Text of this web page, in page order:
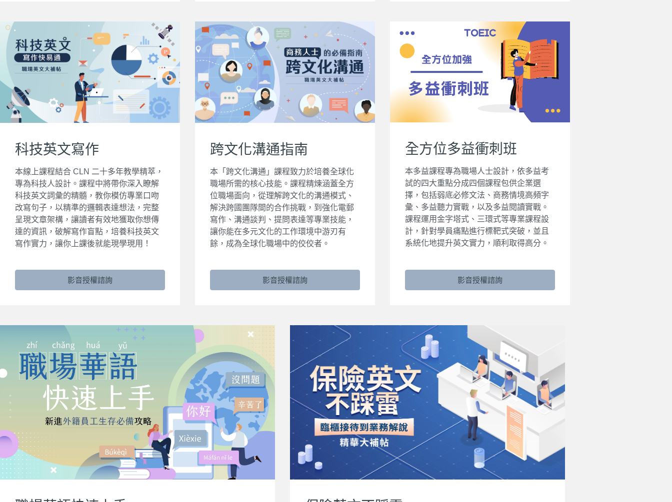
科技英文寫作
本線上課程結合 CLN 二十多年教學精萃，
專為科技人設計。課程中將帶你深入瞭解
科技英文詞彙的精髓，教你模仿專業口吻
改寫句子，以精準的邏輯表達想法，完整
呈現文章架構，讓讀者有效地獲取你想傳
達的資訊，破解寫作盲點，培養科技英文
寫作實力，讓你上課後就能現學現用！
影音授權諮詢
跨文化溝通指南
本「跨文化溝通」課程致力於培養全球化
職場所需的核心技能。課程精煉涵蓋全方
位職場面向，從理解跨文化的溝通模式、
解決跨國團隊間的合作挑戰，到強化電郵
寫作、溝通談判、提問表達等專業技能，
讓你能在多元文化的工作環境中游刃有
餘，成為全球化職場中的佼佼者。
影音授權諮詢
全方位多益衝刺班
本多益課程專為職場人士設計，依多益考
試的四大重點分成四個課程包供企業選
擇，包括弱底必修文法、商務情境高頻字
彙、多益聽力實戰，以及多益閱讀實戰。
課程運用金字塔式、三環式等專業課程設
計，針對學員痛點進行標靶式突破，並且
系統化地提升英文實力，順利取得高分。
影音授權諮詢